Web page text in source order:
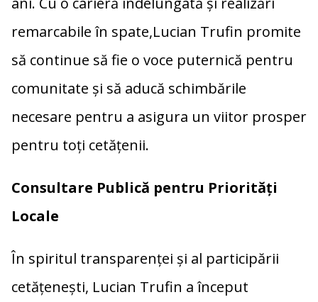
remarcabile în spate,Lucian Trufin promite
să continue să fie o voce puternică pentru
comunitate și să aducă schimbările
necesare pentru a asigura un viitor prosper
pentru toți cetățenii.
Consultare Publică pentru Priorități
Locale
În spiritul transparenței și al participării
cetățenești, Lucian Trufin a început